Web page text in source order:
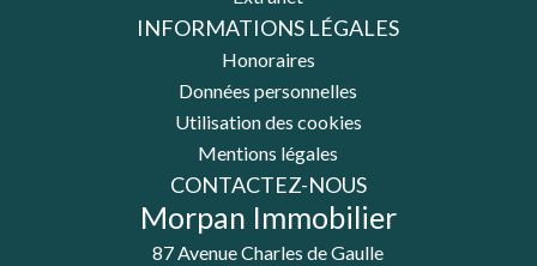
INFORMATIONS LÉGALES
Honoraires
Données personnelles
Utilisation des cookies
Mentions légales
CONTACTEZ-NOUS
Morpan Immobilier
87 Avenue Charles de Gaulle